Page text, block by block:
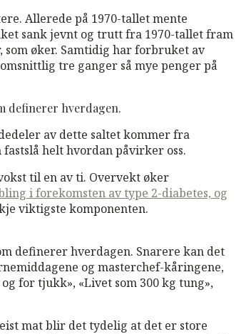
Allerede på 1970-tallet mente
sank jevnt og trutt fra 1970-tallet fram
øker. Samtidig har forbruket av
tre ganger så mye penger på
definerer hverdagen.
av dette saltet kommer fra
helt hvordan påvirker oss.
til en av ti. Overvekt øker
i forekomsten av type 2-diabetes, og
viktigste komponenten.
definerer hverdagen. Snarere kan det
og masterchef-kåringene,
for tjukk», «Livet som 300 kg tung»,
mat blir det tydelig at det er store